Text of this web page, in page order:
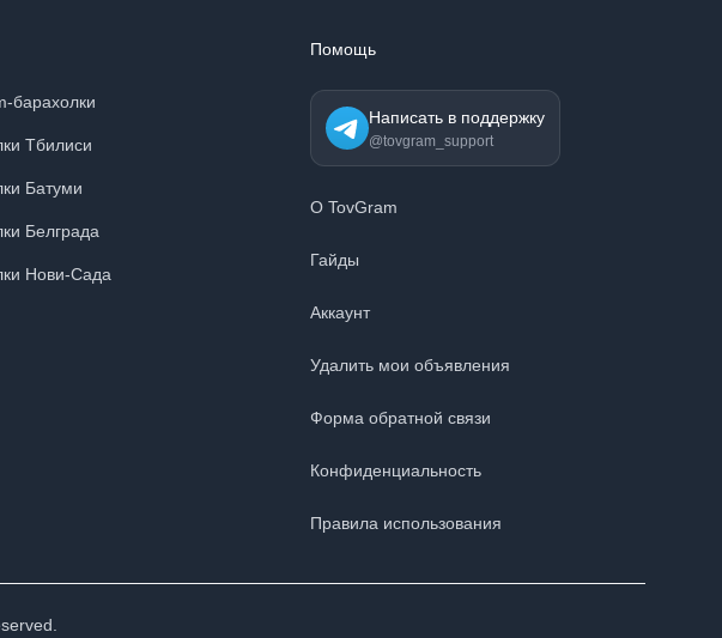
барахолки
Тбилиси
Батуми
Белграда
Нови-Сада
Помощь
Написать в поддержку
@tovgram_support
О TovGram
Гайды
Аккаунт
Удалить мои объявления
Форма обратной связи
Конфиденциальность
Правила использования